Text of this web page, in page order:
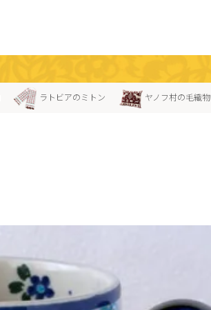
ラトビアのミトン ヤノフ村の毛織物